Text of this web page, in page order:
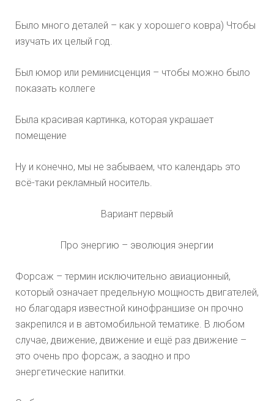
Было много деталей – как у хорошего ковра) Чтобы
изучать их целый год.
Был юмор или реминисценция – чтобы можно было
показать коллеге
Была красивая картинка, которая украшает
помещение
Ну и конечно, мы не забываем, что календарь это
всё-таки рекламный носитель.
Вариант первый
Про энергию – эволюция энергии
Форсаж – термин исключительно авиационный,
который означает предельную мощность двигателей,
но благодаря известной кинофраншизе он прочно
закрепился и в автомобильной тематике. В любом
случае, движение, движение и ещё раз движение –
это очень про форсаж, а заодно и про
энергетические напитки.